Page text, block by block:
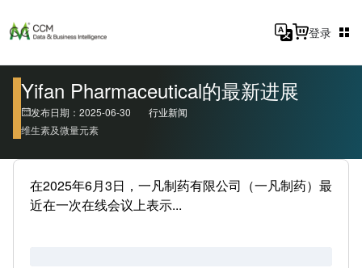
登录
Yifan Pharmaceutical的最新进展
发布日期：2025-06-30
行业新闻
维生素及微量元素
在2025年6月3日，一凡制药有限公司（一凡制药）最
近在一次在线会议上表示...